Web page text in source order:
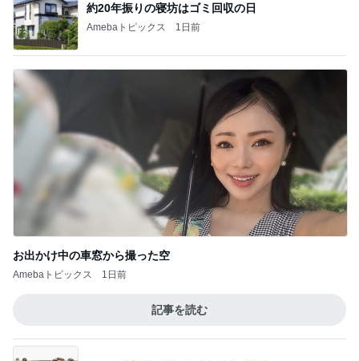
約20年振りの寝坊はゴミ回収の日
Amebaトピックス 1日前
お出かけ中の車窓から撮った空
Amebaトピックス 1日前
記事を読む